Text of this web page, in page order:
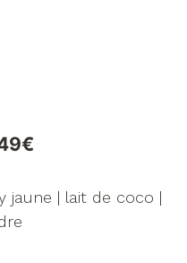
jaune | lait de coco |